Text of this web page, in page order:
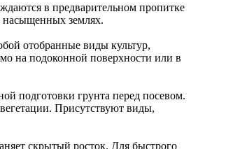
в предварительном пропитке
насыщенных землях.
отобранные виды культур,
на подоконной поверхности или в
подготовки грунта перед посевом.
Присутствуют виды,
скрытый росток. Для быстрого